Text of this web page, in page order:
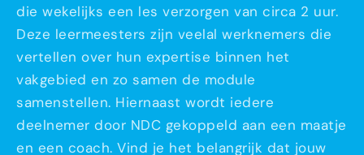
die wekelijks een les verzorgen van circa 2 uur.
Deze leermeesters zijn veelal werknemers die
vertellen over hun expertise binnen het
vakgebied en zo samen de module
samenstellen. Hiernaast wordt iedere
deelnemer door NDC gekoppeld aan een maatje
en een coach. Vind je het belangrijk dat jouw